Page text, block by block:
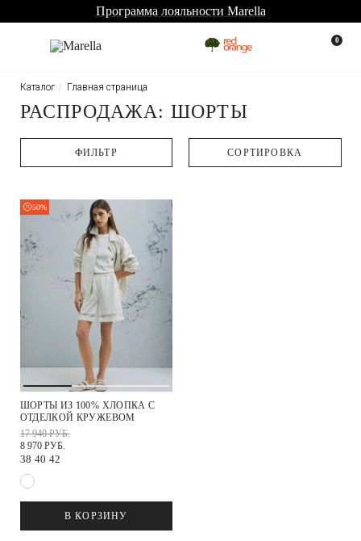
Программа лояльности Marella
0
Главная страница
Каталог
РАСПРОДАЖА: ШОРТЫ
ФИЛЬТР CОРТИРОВКА
50%
ШОРТЫ ИЗ 100% ХЛОПКА С
ОТДЕЛКОЙ КРУЖЕВОМ
17 940 РУБ.
8 970 РУБ.
38 40 42
В КОРЗИНУ